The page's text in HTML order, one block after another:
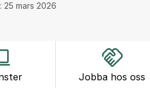
25 mars 2026
Jobba hos oss